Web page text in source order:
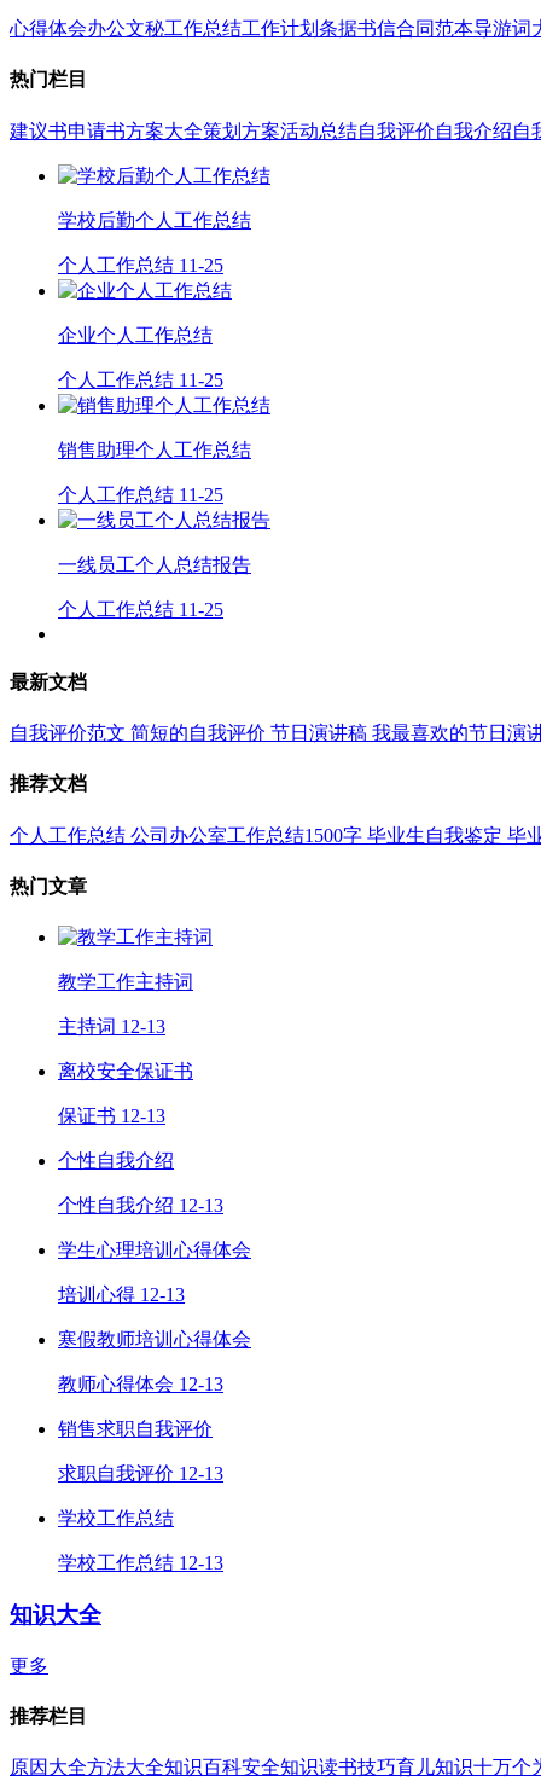
心得体会办公文秘工作总结工作计划 条据书信合同范本导游词
热门栏目
建议书申请书方案大全策划方案活动总结自我评价自我介绍自
学校后勤个人工作总结
个人工作总结 11-25
企业个人工作总结
个人工作总结 11-25
销售助理个人工作总结
个人工作总结 11-25
一线员工个人总结报告
个人工作总结 11-25
最新文档
自我评价范文 简短的自我评价 节日演讲稿 我最喜欢的节日演
推荐文档
个人工作总结 公司办公室工作总结1500字 毕业生自我鉴定 毕
热门文章
教学工作主持词
主持词 12-13
离校安全保证书
保证书 12-13
个性自我介绍
个性自我介绍 12-13
学生心理培训心得体会
培训心得 12-13
寒假教师培训心得体会
教师心得体会 12-13
销售求职自我评价
求职自我评价 12-13
学校工作总结
学校工作总结 12-13
知识大全
更多
推荐栏目
原因大全方法大全知识百科安全知识读书技巧育儿知识十万个